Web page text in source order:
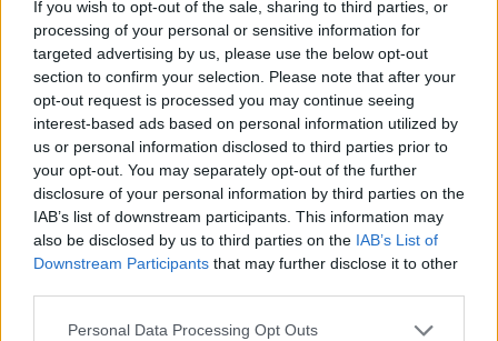
If you wish to opt-out of the sale, sharing to third parties, or
processing of your personal or sensitive information for
targeted advertising by us, please use the below opt-out
section to confirm your selection. Please note that after your
opt-out request is processed you may continue seeing
interest-based ads based on personal information utilized by
us or personal information disclosed to third parties prior to
your opt-out. You may separately opt-out of the further
disclosure of your personal information by third parties on the
IAB’s list of downstream participants. This information may
also be disclosed by us to third parties on the IAB’s List of
Downstream Participants that may further disclose it to other
Personal Data Processing Opt Outs
Innowacyjna firma PelviFly organizuje
bezpłatną, wirtualną konferencję – „Rola
położnej w profilaktyce i rehabilitacji dna
miednicy u kobiet w połogu”. Wydarzenie
skierowane jest do położnych i odbędzie
się 15 marca, o godz. 19:00. Nasz
serwisForumDlaPoloznych.plobjął to
wydarzenie patronatem medialnym.
Odpowiednia edukacja i rehabilitacja dna
miednicy to jeden z najważniejszych